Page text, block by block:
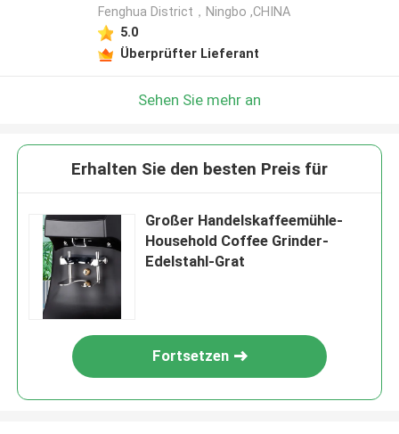
Fenghua District，Ningbo ,CHINA
5.0
Überprüfter Lieferant
Sehen Sie mehr an
Erhalten Sie den besten Preis für
Großer Handelskaffeemühle-
Household Coffee Grinder-
Edelstahl-Grat
Fortsetzen